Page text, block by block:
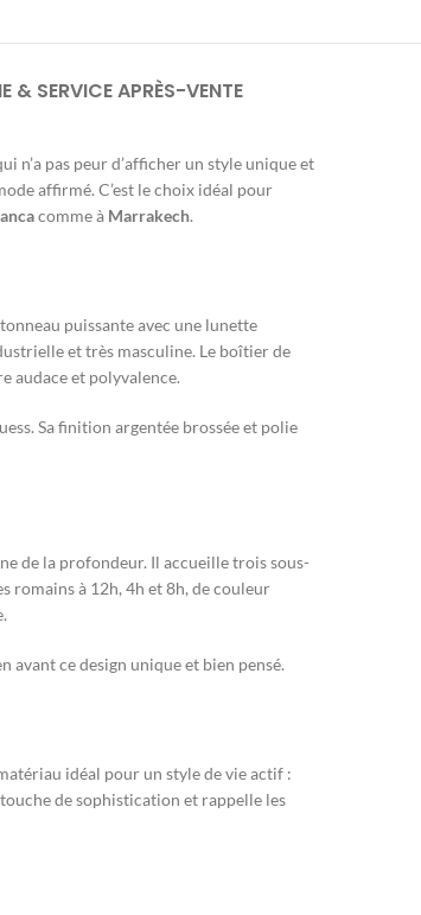
& SERVICE APRÈS-VENTE
n’a pas peur d’afficher un style unique et
affirmé. C’est le choix idéal pour
comme à Marrakech.
puissante avec une lunette
et très masculine. Le boîtier de
audace et polyvalence.
Sa finition argentée brossée et polie
de la profondeur. Il accueille trois sous-
romains à 12h, 4h et 8h, de couleur
avant ce design unique et bien pensé.
idéal pour un style de vie actif :
de sophistication et rappelle les